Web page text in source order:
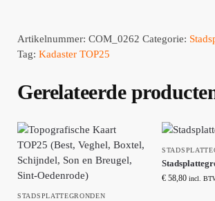
Artikelnummer: COM_0262 Categorie:
Tag: Kadaster TOP25
Gerelateerde
STADSPLATTEGRONDEN
€ 58,80 incl.